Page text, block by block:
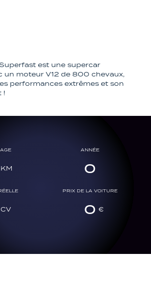
est une supercar
un moteur V12 de 800 chevaux,
performances extrêmes et son
!
ANNÉE
0
PRIX DE LA VOITURE
0